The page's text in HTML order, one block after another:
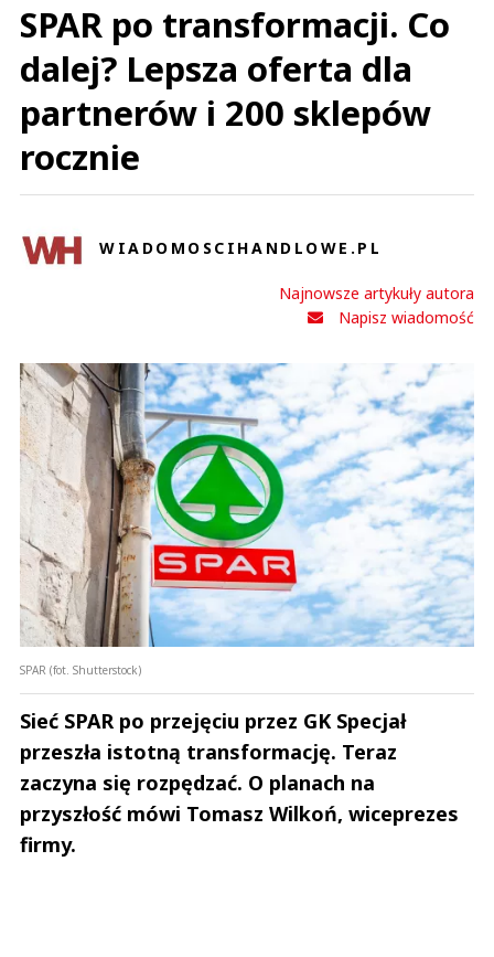
SPAR po transformacji. Co
dalej? Lepsza oferta dla
partnerów i 200 sklepów
rocznie
WIADOMOSCIHANDLOWE.PL
Najnowsze artykuły autora
Napisz wiadomość
SPAR (fot. Shutterstock)
Sieć SPAR po przejęciu przez GK Specjał
przeszła istotną transformację. Teraz
zaczyna się rozpędzać. O planach na
przyszłość mówi Tomasz Wilkoń, wiceprezes
firmy.